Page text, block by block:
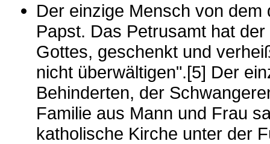
Der einzige Mensch von
Papst. Das Petrusamt hat
Gottes, geschenkt und
nicht überwältigen".[5] Der
Behinderten, der
Familie aus Mann und Frau
katholische Kirche unter der